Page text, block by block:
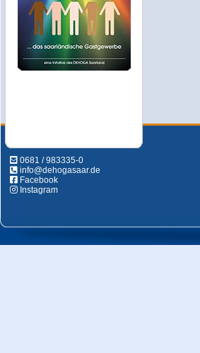
0681 / 983335-0
info@dehogasaar.de
Facebook
Instagram